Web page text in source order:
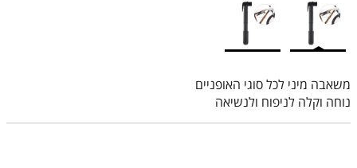
משאבה מיני לכל סוגי האופניים
נוחה וקלה לניפוח ולנשיאה